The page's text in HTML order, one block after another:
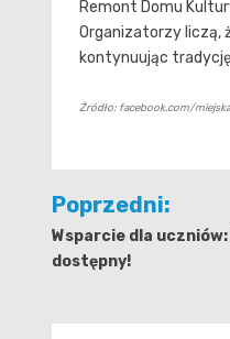
Remont Domu
Organizatorzy liczą,
kontynuując
Źródło: facebook.com/
Nawigacja
wpisu
Poprzedni:
Wsparcie dla
dostępny!